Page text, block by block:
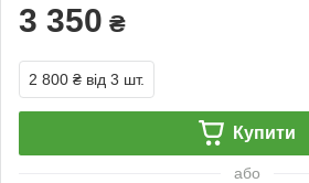
3 350 ₴
2 800 ₴ від 3 шт.
Купити
або